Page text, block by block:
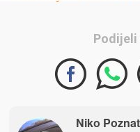
Podijeli
Niko Poznat